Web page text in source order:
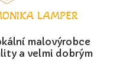
LAMPER
malovýrobce
a velmi dobrým